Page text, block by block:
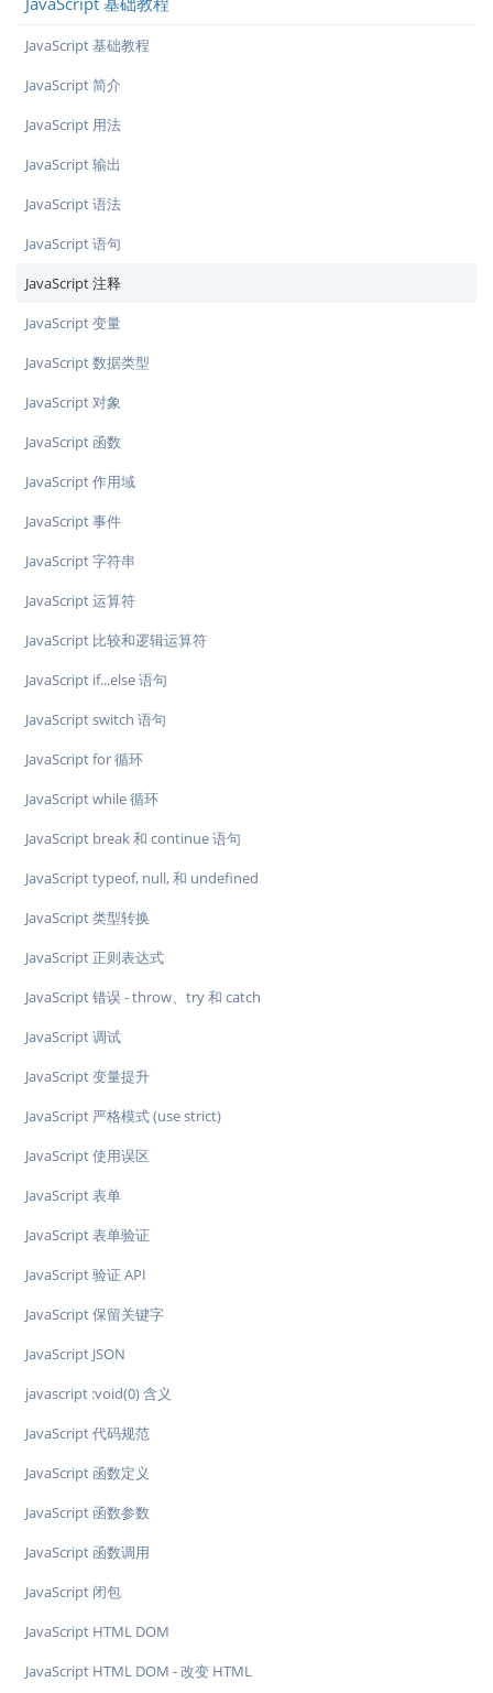
JavaScript 基础教程
JavaScript 简介
JavaScript 用法
JavaScript 输出
JavaScript 语法
JavaScript 语句
JavaScript 注释
JavaScript 变量
JavaScript 数据类型
JavaScript 对象
JavaScript 函数
JavaScript 作用域
JavaScript 事件
JavaScript 字符串
JavaScript 运算符
JavaScript 比较和逻辑运算符
JavaScript if...else 语句
JavaScript switch 语句
JavaScript for 循环
JavaScript while 循环
JavaScript break 和 continue 语句
JavaScript typeof, null, 和 undefined
JavaScript 类型转换
JavaScript 正则表达式
JavaScript 错误 - throw、try 和 catch
JavaScript 调试
JavaScript 变量提升
JavaScript 严格模式 (use strict)
JavaScript 使用误区
JavaScript 表单
JavaScript 表单验证
JavaScript 验证 API
JavaScript 保留关键字
JavaScript JSON
javascript :void(0) 含义
JavaScript 代码规范
JavaScript 函数定义
JavaScript 函数参数
JavaScript 函数调用
JavaScript 闭包
JavaScript HTML DOM
JavaScript HTML DOM - 改变 HTML